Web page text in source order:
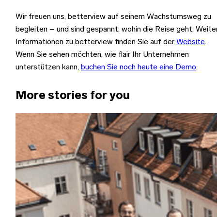
Wir freuen uns, betterview auf seinem Wachstumsweg zu
begleiten – und sind gespannt, wohin die Reise geht.
Informationen zu betterview finden Sie auf derWebsite.
Wenn Sie sehen möchten, wie flair Ihr Unternehmen
unterstützen kann, buchen Sie noch heute eine Demo.
More stories for you